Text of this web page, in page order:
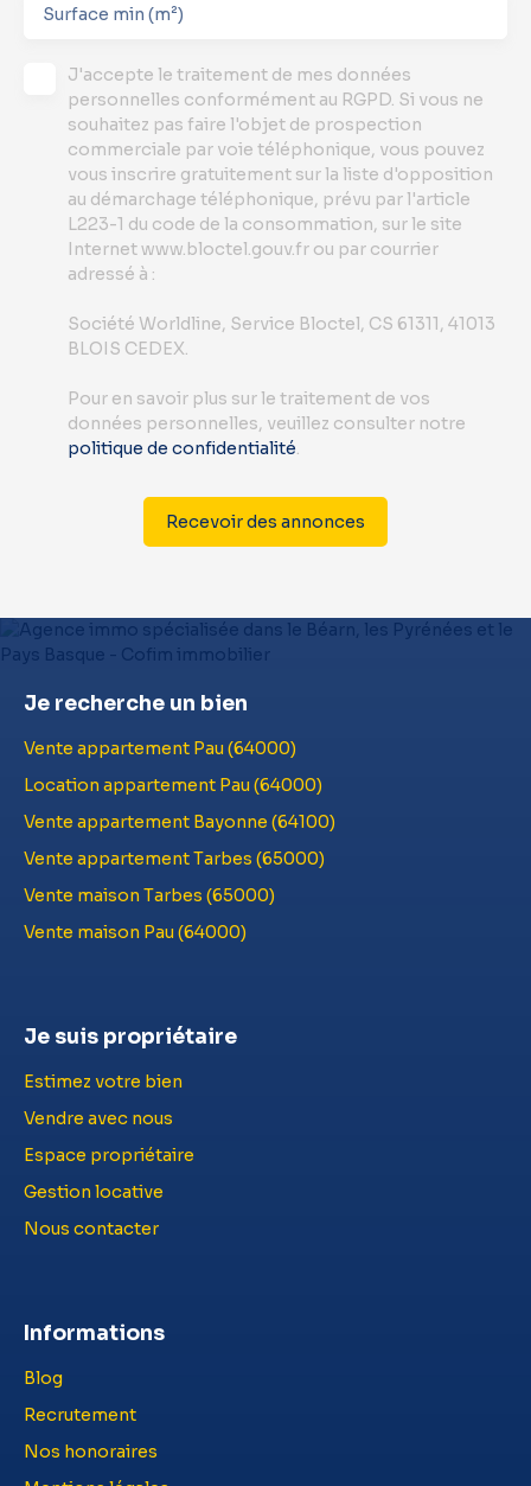
Surface min (m²)
J'accepte le traitement de mes données
personnelles conformément au RGPD. Si vous ne
souhaitez pas faire l'objet de prospection
commerciale par voie téléphonique, vous pouvez
vous inscrire gratuitement sur la liste d'opposition
au démarchage téléphonique, prévu par l'article
L223-1 du code de la consommation, sur le site
Internet www.bloctel.gouv.fr ou par courrier
adressé à :
Société Worldline, Service Bloctel, CS 61311, 41013
BLOIS CEDEX.
Pour en savoir plus sur le traitement de vos
données personnelles, veuillez consulter notre
politique de confidentialité.
Recevoir des annonces
Je recherche un bien
Vente appartement Pau (64000)
Location appartement Pau (64000)
Vente appartement Bayonne (64100)
Vente appartement Tarbes (65000)
Vente maison Tarbes (65000)
Vente maison Pau (64000)
Je suis propriétaire
Estimez votre bien
Vendre avec nous
Espace propriétaire
Gestion locative
Nous contacter
Informations
Blog
Recrutement
Nos honoraires